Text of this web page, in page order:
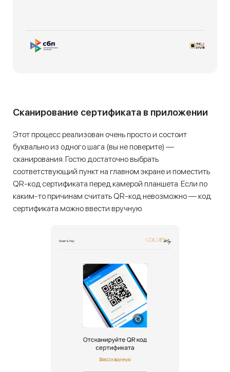
Сканирование сертификата в приложении
Этот процесс реализован очень просто и состоит
буквально из одного шага (вы не поверите) —
сканирования. Гостю достаточно выбрать
соответствующий пункт на главном экране и поместить
QR-код сертификата перед камерой планшета. Если по
каким-то причинам считать QR-код невозможно — код
сертификата можно ввести вручную.